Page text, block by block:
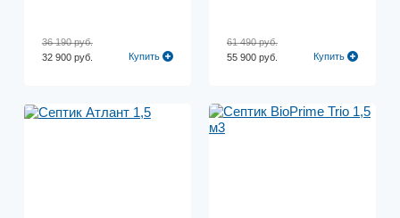
32 900 руб.
36 190 руб.
Купить
55 900 руб.
61 490 руб.
Купить